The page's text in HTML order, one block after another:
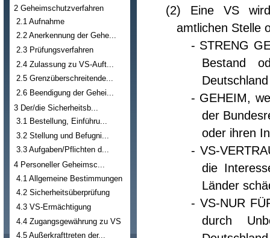
2 Geheimschutzverfahren
2.1 Aufnahme
2.2 Anerkennung der Gehe...
2.3 Prüfungsverfahren
2.4 Zulassung zu VS-Auft...
2.5 Grenzüberschreitende...
2.6 Beendigung der Gehei...
3 Der/die Sicherheitsb...
3.1 Bestellung, Einführu...
3.2 Stellung und Befugni...
3.3 Aufgaben/Pflichten d...
4 Personeller Geheimsc...
4.1 Allgemeine Bestimmungen
4.2 Sicherheitsüberprüfung
4.3 VS-Ermächtigung
4.4 Zugangsgewährung zu VS
4.5 Außerkrafttreten der...
(2) Eine VS wird
amtlichen Stelle
- STRENG
Bestand
- GEHEIM,
der
oder ihren
- VS-
die
Länder
- VS-NUR
durch